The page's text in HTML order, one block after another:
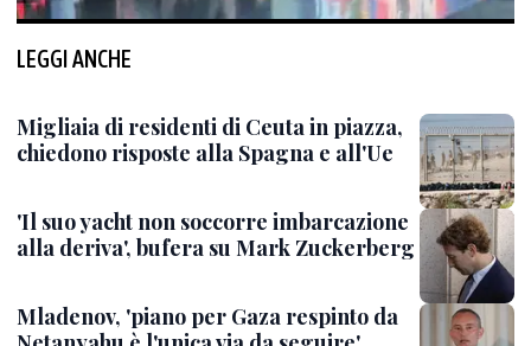
LEGGI ANCHE
Migliaia di residenti di Ceuta in piazza,
chiedono risposte alla Spagna e all'Ue
'Il suo yacht non soccorre imbarcazione
alla deriva', bufera su Mark Zuckerberg
Mladenov, 'piano per Gaza respinto da